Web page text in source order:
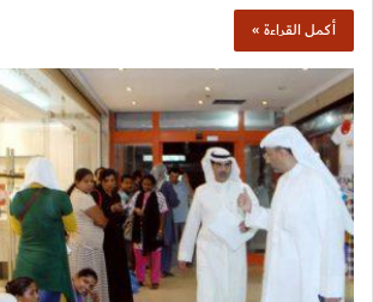
أكمل القراءة »